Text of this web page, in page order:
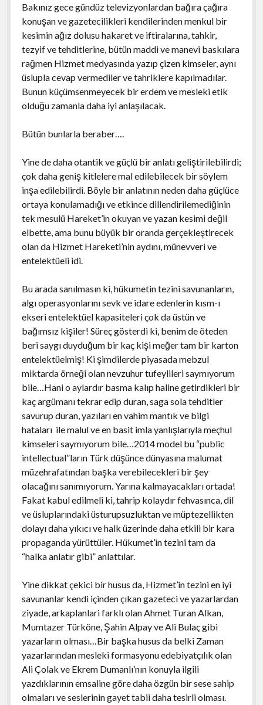
Bakınız gece gündüz televizyonlardan bağıra çağıra
konuşan ve gazetecilikleri kendilerinden menkul bir
kesimin ağız dolusu hakaret ve iftiralarına, tahkir,
tezyif ve tehditlerine, bütün maddi ve manevi baskılara
rağmen Hizmet medyasında yazıp çizen kimseler, aynı
üslupla cevap vermediler ve tahriklere kapılmadılar.
Bunun küçümsenmeyecek bir erdem ve mesleki etik
olduğu zamanla daha iyi anlaşılacak.
Bütün bunlarla beraber….
Yine de daha otantik ve güçlü bir anlatı geliştirilebilirdi;
çok daha geniş kitlelere mal edilebilecek bir söylem
inşa edilebilirdi. Böyle bir anlatının neden daha güçlüce
ortaya konulamadığı ve etkince dillendirilemediğinin
tek mesulü Hareket’in okuyan ve yazan kesimi değil
elbette, ama bunu büyük bir oranda gerçekleştirecek
olan da Hizmet Hareketi’nin aydını, münevveri ve
entelektüeli idi.
Bu arada sanılmasın ki, hükumetin tezini savunanların,
algı operasyonlarını sevk ve idare edenlerin kısm-ı
ekseri entelektüel kapasiteleri çok da üstün ve
bağımsız kişiler! Süreç gösterdi ki, benim de öteden
beri saygı duyduğum bir kaç kişi meğer tam bir karton
entelektüelmiş! Ki şimdilerde piyasada mebzul
miktarda örneği olan nevzuhur tufeylileri saymıyorum
bile…Hani o aylardır basma kalıp haline getirdikleri bir
kaç argümanı tekrar edip duran, saga sola tehditler
savurup duran, yazıları en vahim mantık ve bilgi
hataları ile malul ve en basit imla yanlışlarıyla meçhul
kimseleri saymıyorum bile…2014 model bu “public
intellectual”ların Türk düşünce dünyasına malumat
müzehrafatından başka verebilecekleri bir şey
olacağını sanımıyorum. Yarına kalmayacakları ortada!
Fakat kabul edilmeli ki, tahrip kolaydır fehvasınca, dil
ve üsluplarındaki üsturupsuzluktan ve müptezellikten
dolayı daha yıkıcı ve halk üzerinde daha etkili bir kara
propaganda yürüttüler. Hükumet’in tezini tam da
“halka anlatır gibi” anlattılar.
Yine dikkat çekici bir husus da, Hizmet’in tezini en iyi
savunanlar kendi içinden çıkan gazeteci ve yazarlardan
ziyade, arkaplanlari farklı olan Ahmet Turan Alkan,
Mumtazer Türköne, Şahin Alpay ve Ali Bulaç gibi
yazarların olması…Bir başka husus da belki Zaman
yazarlarından mesleki formasyonu edebiyatçılık olan
Ali Çolak ve Ekrem Dumanlı’nın konuyla ilgili
yazdıklarının emsaline göre daha özgün bir sese sahip
olmaları ve seslerinin gayet tabii daha tesirli olması.